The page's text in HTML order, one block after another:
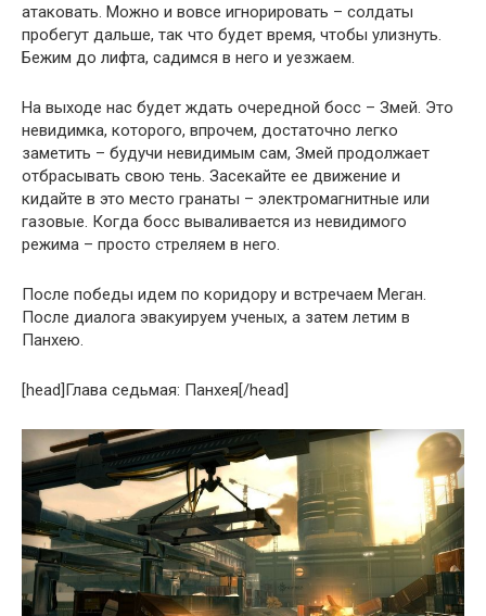
атаковать. Можно и вовсе игнорировать – солдаты
пробегут дальше, так что будет время, чтобы улизнуть.
Бежим до лифта, садимся в него и уезжаем.
На выходе нас будет ждать очередной босс – Змей. Это
невидимка, которого, впрочем, достаточно легко
заметить – будучи невидимым сам, Змей продолжает
отбрасывать свою тень. Засекайте ее движение и
кидайте в это место гранаты – электромагнитные или
газовые. Когда босс вываливается из невидимого
режима – просто стреляем в него.
После победы идем по коридору и встречаем Меган.
После диалога эвакуируем ученых, а затем летим в
Панхею.
[head]Глава седьмая: Панхея[/head]